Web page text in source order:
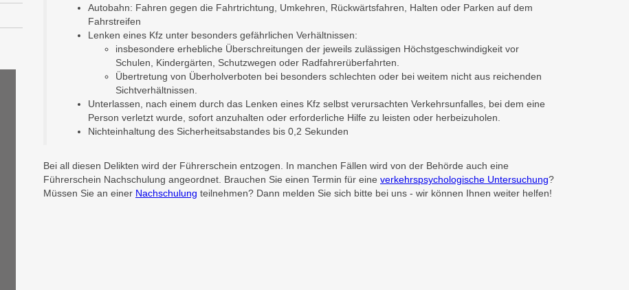
Autobahn: Fahren gegen die Fahrtrichtung, Umkehren, Rückwärtsfahren, Halten oder Parken auf dem
Fahrstreifen
Lenken eines Kfz unter besonders gefährlichen Verhältnissen:
insbesondere erhebliche Überschreitungen der jeweils zulässigen Höchstgeschwindigkeit vor
Schulen, Kindergärten, Schutzwegen oder Radfahrerüberfahrten.
Übertretung von Überholverboten bei besonders schlechten oder bei weitem nicht aus reichenden
Sichtverhältnissen.
Unterlassen, nach einem durch das Lenken eines Kfz selbst verursachten Verkehrsunfalles, bei dem eine
Person verletzt wurde, sofort anzuhalten oder erforderliche Hilfe zu leisten oder herbeizuholen.
Nichteinhaltung des Sicherheitsabstandes bis 0,2 Sekunden
Bei all diesen Delikten wird der Führerschein entzogen. In manchen Fällen wird von der Behörde auch eine
Führerschein Nachschulung angeordnet. Brauchen Sie einen Termin für eine verkehrspsychologische Untersuchung?
Müssen Sie an einer Nachschulung teilnehmen? Dann melden Sie sich bitte bei uns - wir können Ihnen weiter helfen!